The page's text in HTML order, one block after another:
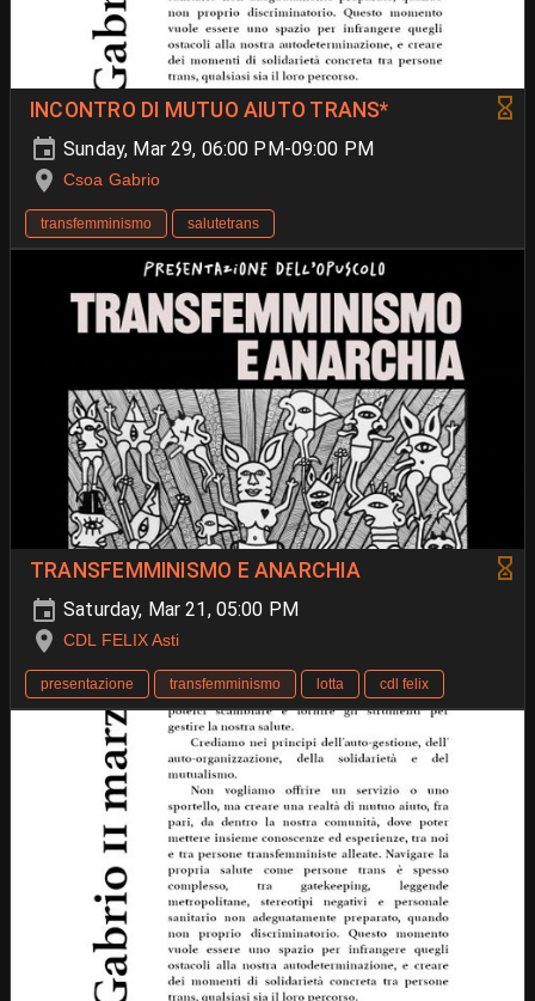
INCONTRO DI MUTUO AIUTO TRANS*
Sunday, Mar 29, 06:00 PM-09:00 PM
Csoa Gabrio
transfemminismo salutetrans
TRANSFEMMINISMO E ANARCHIA
Saturday, Mar 21, 05:00 PM
CDL FELIX Asti
presentazione transfemminismo lotta cdl felix